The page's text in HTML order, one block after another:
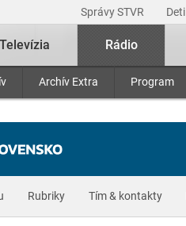
Správy STVR Deti
Televízia Rádio
Archív Extra Program
Rubriky Tím & kontakty